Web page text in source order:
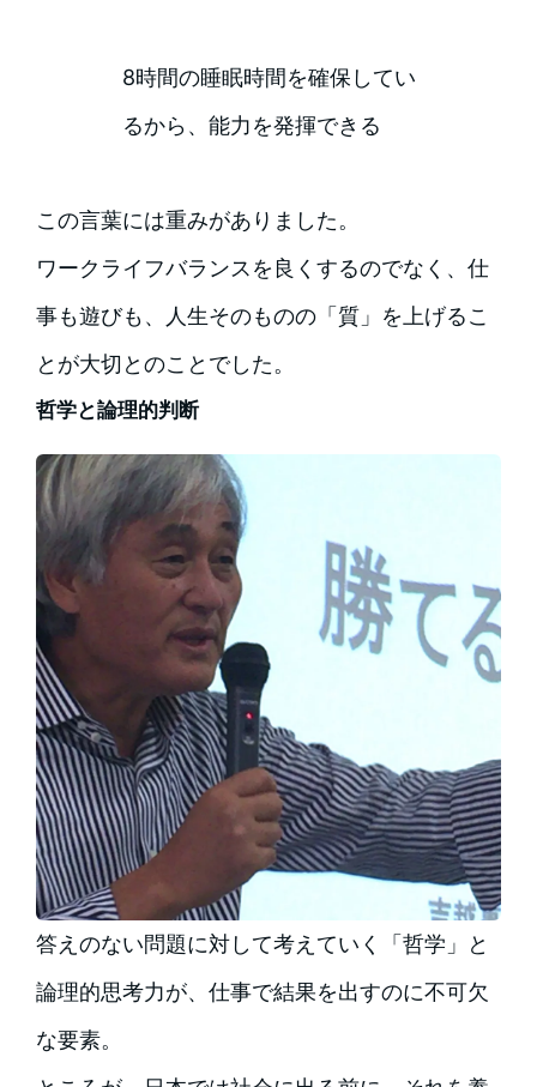
8時間の睡眠時間を確保してい
るから、能力を発揮できる
この言葉には重みがありました。
ワークライフバランスを良くするのでなく、仕
事も遊びも、人生そのものの「質」を上げるこ
とが大切とのことでした。
哲学と論理的判断
答えのない問題に対して考えていく「哲学」と
論理的思考力が、仕事で結果を出すのに不可欠
な要素。